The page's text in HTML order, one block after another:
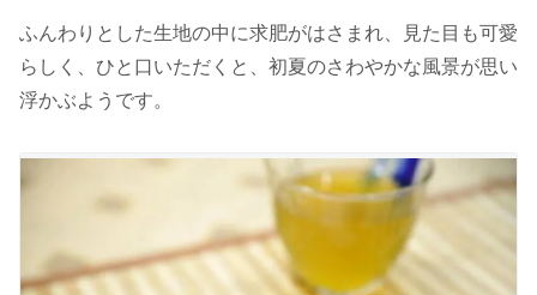
ふんわりとした生地の中に求肥がはさまれ、見た目も可愛
らしく、ひと口いただくと、初夏のさわやかな風景が思い
浮かぶようです。